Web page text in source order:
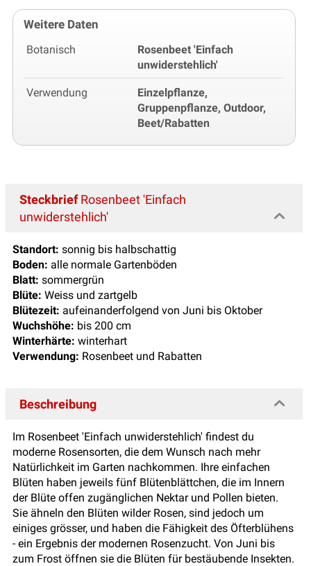
Weitere Daten
Botanisch
Rosenbeet 'Einfach
unwiderstehlich'
Verwendung
Einzelpflanze,
Gruppenpflanze, Outdoor,
Beet/Rabatten
SteckbriefRosenbeet 'Einfach
unwiderstehlich'
Standort: sonnig bis halbschattig
Boden: alle normale Gartenböden
Blatt: sommergrün
Blüte: Weiss und zartgelb
Blütezeit: aufeinanderfolgend von Juni bis Oktober
Wuchshöhe: bis 200 cm
Winterhärte: winterhart
Verwendung: Rosenbeet und Rabatten
Beschreibung
Im Rosenbeet 'Einfach unwiderstehlich' findest du
moderne Rosensorten, die dem Wunsch nach mehr
Natürlichkeit im Garten nachkommen. Ihre einfachen
Blüten haben jeweils fünf Blütenblättchen, die im Innern
der Blüte offen zugänglichen Nektar und Pollen bieten.
Sie ähneln den Blüten wilder Rosen, sind jedoch um
einiges grösser, und haben die Fähigkeit des Öfterblühens
- ein Ergebnis der modernen Rosenzucht. Von Juni bis
zum Frost öffnen sie die Blüten für bestäubende Insekten.